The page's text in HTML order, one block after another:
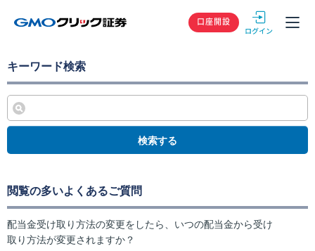
GMOクリック
口座開設
キーワード検索
検索する
閲覧の多いよくあるご質問
配当金受け取り方法の変更をしたら、いつの配当金から受け
取り方法が変更されますか？